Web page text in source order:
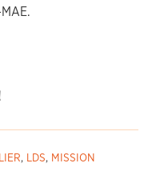
, LDS, MISSION